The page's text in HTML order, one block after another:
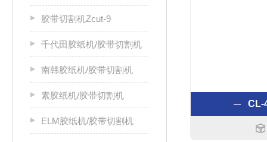
胶带切割机Zcut-9
千代田胶纸机/胶带切割机
南韩胶纸机/胶带切割机
素胶纸机/胶带切割机
ELM胶纸机/胶带切割机
CL-